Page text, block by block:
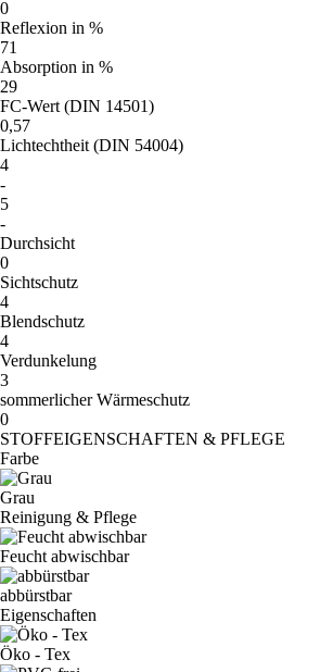
0
Reflexion in %
71
Absorption in %
29
FC-Wert (DIN 14501)
0,57
Lichtechtheit (DIN 54004)
4
-
5
-
Durchsicht
0
Sichtschutz
4
Blendschutz
4
Verdunkelung
3
sommerlicher Wärmeschutz
0
STOFFEIGENSCHAFTEN & PFLEGE
Farbe
Grau
Reinigung & Pflege
Feucht abwischbar
abbürstbar
Eigenschaften
Öko - Tex